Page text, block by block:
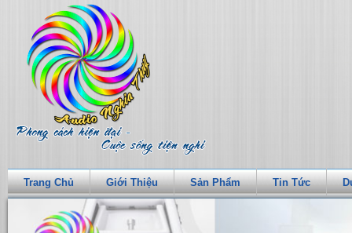
Trang Chủ Giới Thiệu Sản Phẩm Tin Tức